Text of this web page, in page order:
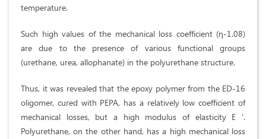
temperature.
Such high values ​​of the mechanical loss coefficient (η-1.08)
are due to the presence of various functional groups
(urethane, urea, allophanate) in the polyurethane structure.
Thus, it was revealed that the epoxy polymer from the ED-16
oligomer, cured with PEPA, has a relatively low coefficient of
mechanical losses, but a high modulus of elasticity E '.
Polyurethane, on the other hand, has a high mechanical loss